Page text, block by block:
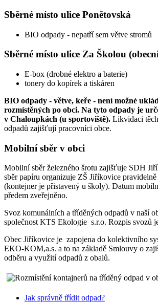
Sběrné místo ulice Ponětovská
BIO odpady - nepatří sem větve stromů
Sběrné místo ulice Za Školou
E-box (drobné elektro a baterie)
tonery do kopírek a tiskáren
BIO odpady - větve, keře - není možné
rozmístěných po obci. Na tyto odpady je
v Chaloupkách (u sportoviště). Likvidaci
odpadů zajišťují pracovníci obce.
Mobilní sběr v obci
Mobilní sběr železného šrotu zajišťuje SDH
sběr papíru organizuje ZŠ Jiříkovice
(kontejner je přistavený u školy). Datum
předem zveřejněno.
Svoz komunálních a tříděných odpadů v naší
společnost KTS Ekologie s.r.o. Rozpis svozů
Obec Jiříkovice je zapojena do kolektivního
EKO‑KOM,a.s. a to na základě Smlouvy o
odběru a využití odpadů z obalů.
Jak správně třídit odpad?